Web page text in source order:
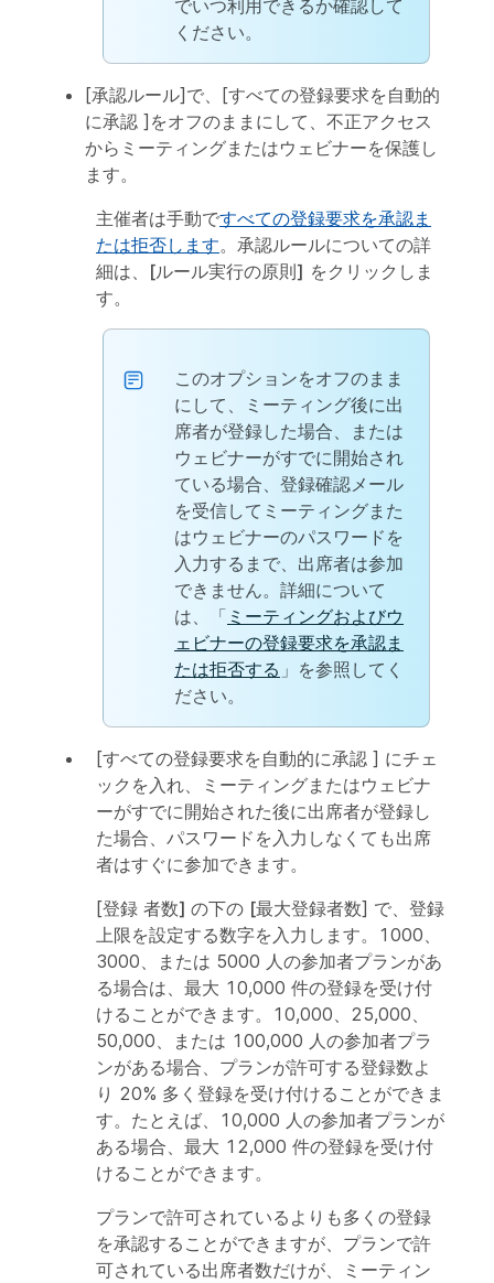
でいつ利用できるか確認して
ください。
[承認ルール]で、[すべての登録要求を自動的
に承認 ]をオフのままにして、不正アクセス
からミーティングまたはウェビナーを保護し
ます。
主催者は手動ですべての登録要求を承認ま
たは拒否します。承認ルールについての詳
細は、 [ルール実行の原則] をクリックしま
す。
このオプションをオフのまま
にして、ミーティング後に出
席者が登録した場合、または
ウェビナーがすでに開始され
ている場合、登録確認メール
を受信してミーティングまた
はウェビナーのパスワードを
入力するまで、出席者は参加
できません。詳細について
は、「 ミーティングおよびウ
ェビナーの登録要求を承認ま
たは拒否する 」を参照してく
ださい。
[すべての登録要求を自動的に承認 ] にチェ
ックを入れ、ミーティングまたはウェビナ
ーがすでに開始された後に出席者が登録し
た場合、パスワードを入力しなくても出席
者はすぐに参加できます。
[登録 者数] の下の [最大登録者数] で、登録
上限を設定する数字を入力します。1000、
3000、または 5000 人の参加者プランがあ
る場合は、最大 10,000 件の登録を受け付
けることができます。10,000、25,000、
50,000、または 100,000 人の参加者プラ
ンがある場合、プランが許可する登録数よ
り 20% 多く登録を受け付けることができま
す。たとえば、10,000 人の参加者プランが
ある場合、最大 12,000 件の登録を受け付
けることができます。
プランで許可されているよりも多くの登録
を承認することができますが、プランで許
可されている出席者数だけが、ミーティン